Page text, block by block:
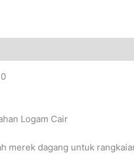
Logam Cair
merek dagang untuk